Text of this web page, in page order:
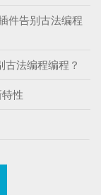
件告别古法编程
法编程编程？
性